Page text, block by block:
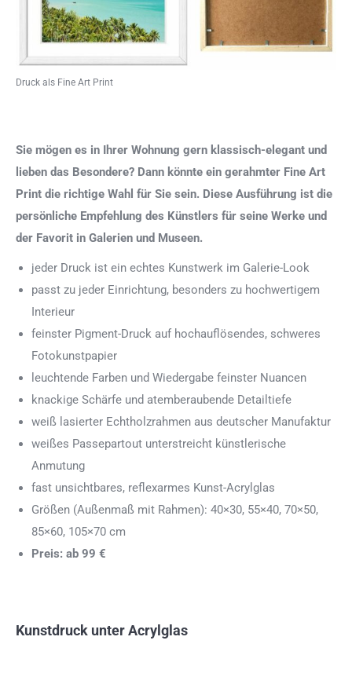
Druck als Fine Art Print
Sie mögen es in Ihrer Wohnung gern klassisch-elegant und
lieben das Besondere? Dann könnte ein gerahmter Fine Art
Print die richtige Wahl für Sie sein. Diese Ausführung ist die
persönliche Empfehlung des Künstlers für seine Werke und
der Favorit in Galerien und Museen.
jeder Druck ist ein echtes Kunstwerk im Galerie-Look
passt zu jeder Einrichtung, besonders zu hochwertigem
Interieur
feinster Pigment-Druck auf hochauflösendes, schweres
Fotokunstpapier
leuchtende Farben und Wiedergabe feinster Nuancen
knackige Schärfe und atemberaubende Detailtiefe
weiß lasierter Echtholzrahmen aus deutscher Manufaktur
weißes Passepartout unterstreicht künstlerische
Anmutung
fast unsichtbares, reflexarmes Kunst-Acrylglas
Größen (Außenmaß mit Rahmen): 40×30, 55×40, 70×50,
85×60, 105×70 cm
Preis: ab 99 €
Kunstdruck unter Acrylglas